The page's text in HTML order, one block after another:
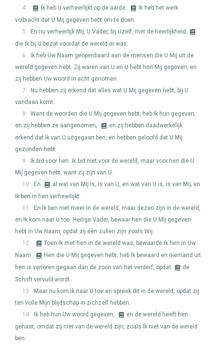
4
Ik heb U verheerlijkt op de aarde.
Ik heb het werk
volbracht dat U Mij gegeven hebt om te doen.
5
En nu verheerlijk Mij, U Vader, bij Uzelf, met de heerlijkheid
die Ik bij U bezat voordat de wereld er was.
6
Ik heb Uw Naam geopenbaard aan de mensen die U Mij uit de
wereld gegeven hebt. Zij waren van U en U hebt hen Mij gegeven, en
zij hebben Uw woord in acht genomen.
7
Nu hebben zij erkend dat alles wat U Mij gegeven hebt, bij U
vandaan komt.
8
Want de woorden die U Mij gegeven hebt, heb Ik hun gegeven,
en zij hebben ze aangenomen,
en zij hebben daadwerkelijk
erkend dat Ik van U uitgegaan ben, en hebben geloofd dat U Mij
gezonden hebt.
9
Ik bid voor hen. Ik bid niet voor de wereld, maar voor hen die U
Mij gegeven hebt, want zij zijn van U.
10
En
al wat van Mij is, is van U, en wat van U is, is van Mij; en
Ik ben in hen verheerlijkt.
11
En Ik ben niet meer in de wereld, maar dezen zijn in de wereld,
en Ik kom naar U toe. Heilige Vader, bewaar hen die U Mij gegeven
hebt in Uw Naam, opdat zij één zullen zijn zoals Wij.
12
Toen Ik met hen in de wereld was, bewaarde Ik hen in Uw
Naam.
Hen die U Mij gegeven hebt, heb Ik bewaard en niemand uit
hen is verloren gegaan dan de zoon van het verderf, opdat
de
Schrift vervuld wordt.
13
Maar nu kom Ik naar U toe en spreek dit in de wereld, opdat zij
ten volle Mijn blijdschap in zichzelf hebben.
14
Ik heb hun Uw woord gegeven,
en de wereld heeft hen
gehaat, omdat zij niet van de wereld zijn, zoals Ik niet van de wereld
ben.